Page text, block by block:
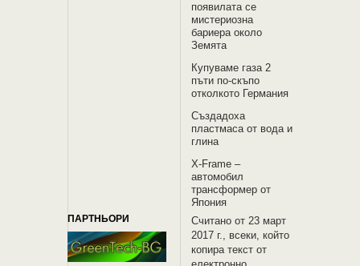
появилата се
мистериозна
бариера около
Земята
Купуваме газа 2
пъти по-скъпо
отколкото Германия
Създадоха
пластмаса от вода и
глина
X-Frame –
автомобил
трансформер от
Япония
ПАРТНЬОРИ
Считано от 23 март
2017 г., всеки, който
копира текст от